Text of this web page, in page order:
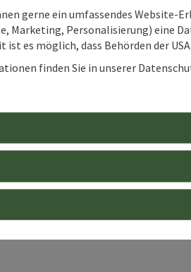
gerne ein umfassendes Website-
Marketing, Personalisierung) eine
ist es möglich, dass Behörden der
finden Sie in unserer